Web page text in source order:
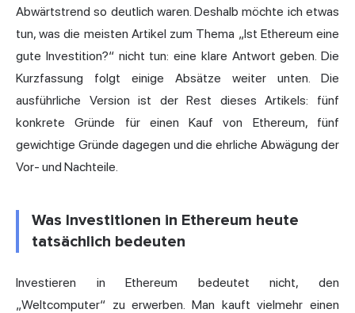
Abwärtstrend so deutlich waren. Deshalb möchte ich etwas
tun, was die meisten Artikel zum Thema „Ist Ethereum eine
gute Investition?“ nicht tun: eine klare Antwort geben. Die
Kurzfassung folgt einige Absätze weiter unten. Die
ausführliche Version ist der Rest dieses Artikels: fünf
konkrete Gründe für einen Kauf von Ethereum, fünf
gewichtige Gründe dagegen und die ehrliche Abwägung der
Vor- und Nachteile.
Was Investitionen in Ethereum heute
tatsächlich bedeuten
Investieren in Ethereum bedeutet nicht, den
„Weltcomputer“ zu erwerben. Man kauft vielmehr einen